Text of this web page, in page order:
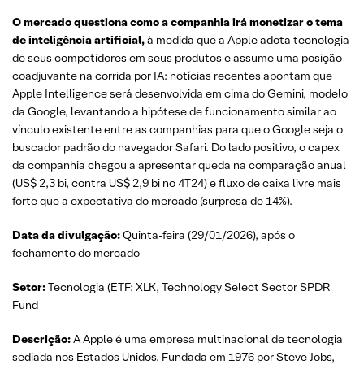
O mercado questiona como a companhia irá monetizar o tema
de inteligência artificial,à medida que a Apple adota tecnologia
de seus competidores em seus produtos e assume uma posição
coadjuvante na corrida por IA: notícias recentes apontam que
Apple Intelligence será desenvolvida em cima do Gemini, modelo
da Google, levantando a hipótese de funcionamento similar ao
vínculo existente entre as companhias para que o Google seja o
buscador padrão do navegador Safari. Do lado positivo, o capex
da companhia chegou a apresentar queda na comparação anual
(US$ 2,3 bi, contra US$ 2,9 bi no 4T24) e fluxo de caixa livre mais
forte que a expectativa do mercado (surpresa de 14%).
Data da divulgação:Quinta-feira (29/01/2026), após o
fechamento do mercado
Setor:Tecnologia (ETF: XLK, Technology Select Sector SPDR
Fund
Descrição:A Apple é uma empresa multinacional de tecnologia
sediada nos Estados Unidos. Fundada em 1976 por Steve Jobs,